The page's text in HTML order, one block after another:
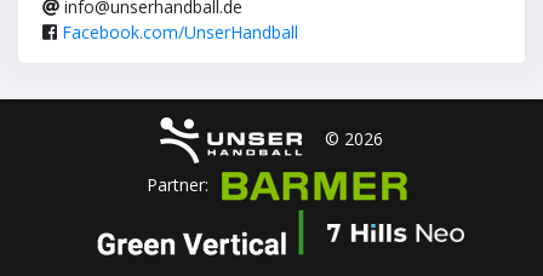
info@unserhandball.de
Facebook.com/UnserHandball
© 2026
Partner: